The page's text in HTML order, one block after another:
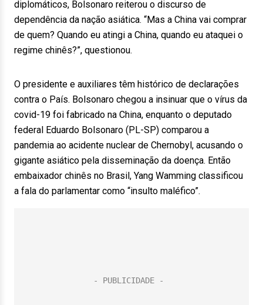
diplomáticos, Bolsonaro reiterou o discurso de
dependência da nação asiática. “Mas a China vai comprar
de quem? Quando eu atingi a China, quando eu ataquei o
regime chinês?”, questionou.
O presidente e auxiliares têm histórico de declarações
contra o País. Bolsonaro chegou a insinuar que o vírus da
covid-19 foi fabricado na China, enquanto o deputado
federal Eduardo Bolsonaro (PL-SP) comparou a
pandemia ao acidente nuclear de Chernobyl, acusando o
gigante asiático pela disseminação da doença. Então
embaixador chinês no Brasil, Yang Wamming classificou
a fala do parlamentar como “insulto maléfico”.